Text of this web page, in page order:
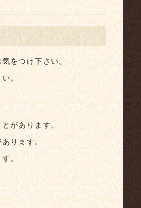
をつけ下さい。
い。
があります。
ります。
す。